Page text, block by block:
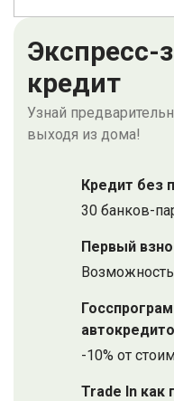
Экспресс-
кредит
Узнай
выходя из дома!
Кредит без
30 банков-
Первый
-10% от
Trade In как